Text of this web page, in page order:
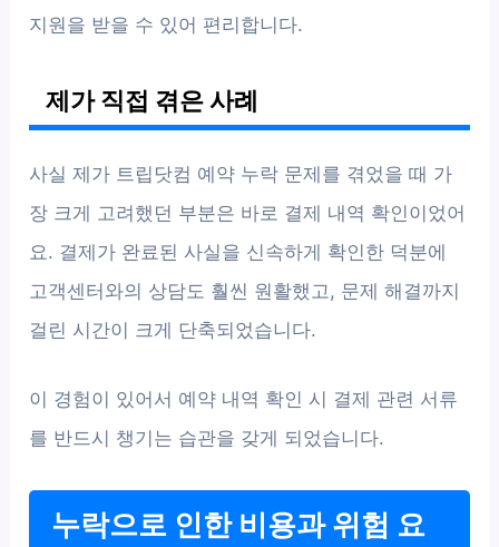
지원을 받을 수 있어 편리합니다.
제가 직접 겪은 사례
사실 제가 트립닷컴 예약 누락 문제를 겪었을 때 가
장 크게 고려했던 부분은 바로 결제 내역 확인이었어
요. 결제가 완료된 사실을 신속하게 확인한 덕분에
고객센터와의 상담도 훨씬 원활했고, 문제 해결까지
걸린 시간이 크게 단축되었습니다.
이 경험이 있어서 예약 내역 확인 시 결제 관련 서류
를 반드시 챙기는 습관을 갖게 되었습니다.
누락으로 인한 비용과 위험 요